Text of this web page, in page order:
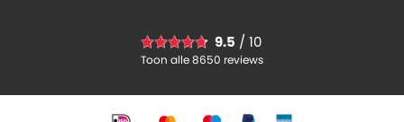
9.5 / 10
Toon alle 8650 reviews